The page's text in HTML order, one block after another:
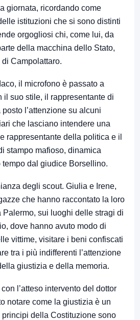
giornata, ricordando come
istituzioni che si sono distinti
orgogliosi chi, come lui, da
della macchina dello Stato,
Campolattaro.
il microfono è passato a
il suo stile, il rappresentante di
l’attenzione su alcuni
che lasciano intendere una
rappresentante della politica e il
stampo mafioso, dinamica
dal giudice Borsellino.
degli scout. Giulia e Irene,
che hanno raccontato la loro
Palermo, sui luoghi delle stragi di
dove hanno avuto modo di
vittime, visitare i beni confiscati
tra i più indifferenti l’attenzione
giustizia e della memoria.
l’atteso intervento del dottor
notare come la giustizia è un
della Costituzione sono